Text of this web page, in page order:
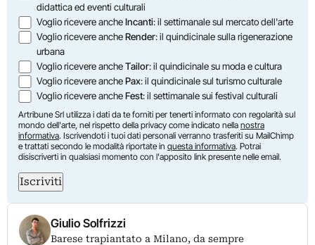
didattica ed eventi culturali
Voglio ricevere ancheIncanti: il settimanale sul mercato dell'arte
Voglio ricevere ancheRender: il quindicinale sulla rigenerazione
urbana
Voglio ricevere ancheTailor: il quindicinale su moda e cultura
Voglio ricevere anchePax: il quindicinale sul turismo culturale
Voglio ricevere ancheFest: il settimanale sui festival culturali
Artribune Srl utilizza i dati da te forniti per tenerti informato con regolarità sul
mondo dell'arte, nel rispetto della privacy come indicato nella nostra
informativa. Iscrivendoti i tuoi dati personali verranno trasferiti su MailChimp
e trattati secondo le modalità riportate in questa informativa. Potrai
disiscriverti in qualsiasi momento con l'apposito link presente nelle email.
Iscriviti
Giulio Solfrizzi
Barese trapiantato a Milano, da sempre